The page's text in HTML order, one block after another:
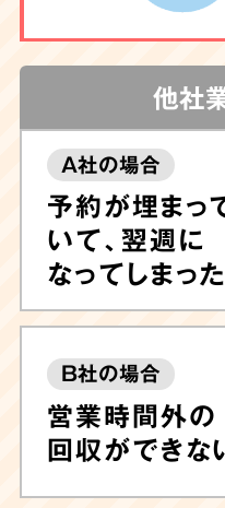
他社
A社の場合
予約が埋まっ
いて、翌週に
なってしまっ
B社の場合
営業時間外の
回収ができな